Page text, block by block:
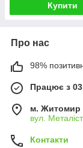
Купити
Про нас
98%
Працює з
м. Житомир
вул.
Контакти